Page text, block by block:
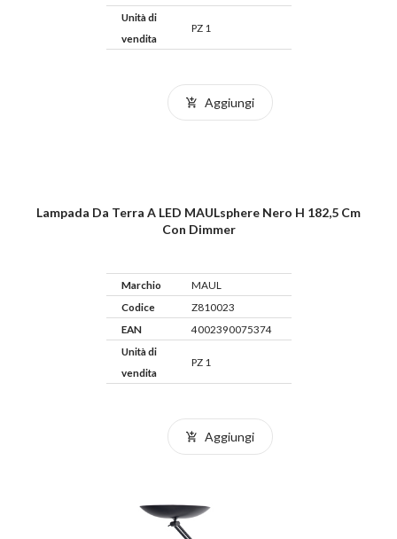
Unità di
vendita
PZ 1
Aggiungi
Lampada Da Terra A LED MAULsphere Nero H 182,5 Cm
Con Dimmer
Marchio
MAUL
Codice
Z810023
EAN
4002390075374
Unità di
vendita
PZ 1
Aggiungi